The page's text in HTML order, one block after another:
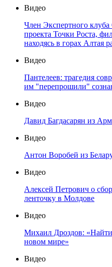
Видео
Член Экспертного клуба
проекта Точки Роста,
находясь в горах Алтая
Видео
Пантелеев: трагедия
им "перепрошили"
Видео
Давид Багдасарян из
Видео
Антон Воробей из
Видео
Алексей Петрович о
ленточку в Молдове
Видео
Михаил Дроздов: «Найти
новом мире»
Видео